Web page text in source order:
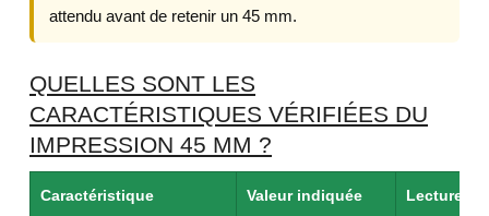
attendu avant de retenir un 45 mm.
QUELLES SONT LES
CARACTÉRISTIQUES VÉRIFIÉES DU
IMPRESSION 45 MM ?
Caractéristique Valeur indiquée Lecture